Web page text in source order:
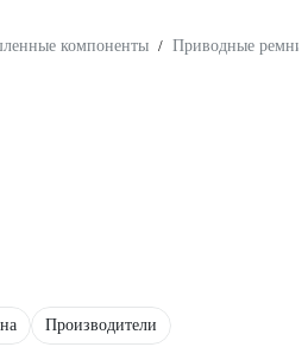
компоненты / Приводные ремни
Производители